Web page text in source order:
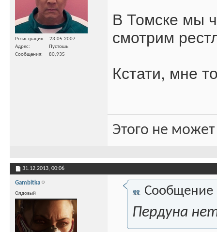
Регистрация
23.05.2007
Адрес
Пустошь
Сообщения
80,935
В Томске мы
смотрим
Кстати, мне
Этого не
31.12.2013, 00:06
Gambitka
Олдовый Сообщение
Пердуна